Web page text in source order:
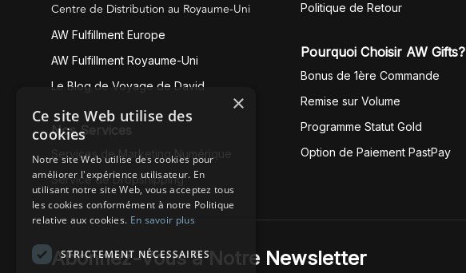
Centre de Distribution au Royaume-Uni
AW Fulfillment Europe
AW Fulfillment Royaume-Uni
Le Blog de Voyage de David
Nos Services
Services de Marketing Numérique
Service de Dropshipping
Politique de Retour
Pourquoi Choisir AW Gifts?
Bonus de 1ère Commande
Remise sur Volume
Programme Statut Gold
Option de Paiement PastPay
Abonnez-Vous à Notre Newsletter
×
Ce site Web utilise des
cookies
Notre site Web utilise des cookies pour
améliorer l'expérience utilisateur. En
utilisant notre site Web, vous acceptez tous
les cookies conformément à notre Politique
relative aux cookies. En savoir plus
STRICTEMENT NÉCESSAIRES